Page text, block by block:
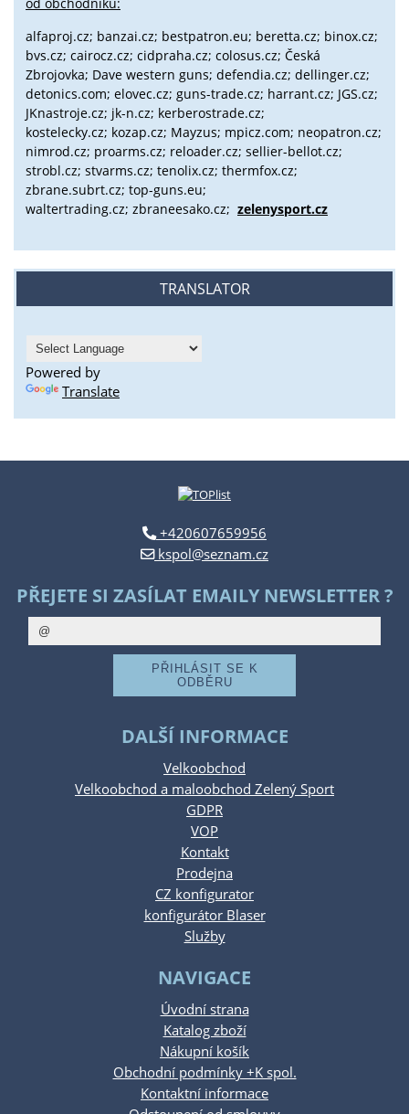
alfaproj.cz; banzai.cz; bestpatron.eu; beretta.cz; binox.cz;
bvs.cz; cairocz.cz; cidpraha.cz; colosus.cz; Česká
Zbrojovka; Dave western guns; defendia.cz; dellinger.cz;
detonics.com; elovec.cz; guns-trade.cz; harrant.cz; JGS.cz;
JKnastroje.cz; jk-n.cz; kerberostrade.cz;
kostelecky.cz; kozap.cz; Mayzus; mpicz.com; neopatron.cz;
nimrod.cz; proarms.cz; reloader.cz; sellier-bellot.cz;
strobl.cz; stvarms.cz; tenolix.cz; thermfox.cz;
zbrane.subrt.cz; top-guns.eu;
waltertrading.cz; zbraneesako.cz; zelenysport.cz
TRANSLATOR
Powered by
Translate
+420607659956
kspol@seznam.cz
PŘEJETE SI ZASÍLAT EMAILY NEWSLETTER ?
DALŠÍ INFORMACE
Velkoobchod
Velkoobchod a maloobchod Zelený Sport
GDPR
VOP
Kontakt
Prodejna
CZ konfigurator
konfigurátor Blaser
Služby
NAVIGACE
Úvodní strana
Katalog zboží
Nákupní košík
Obchodní podmínky +K spol.
Kontaktní informace